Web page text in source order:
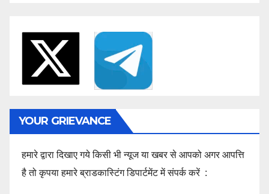
YOUR GRIEVANCE
हमारे द्वारा दिखाए गये किसी भी न्यूज या खबर से आपको अगर आपत्ति
है तो कृपया हमारे ब्राडकास्टिंग डिपार्टमेंट में संपर्क करें :